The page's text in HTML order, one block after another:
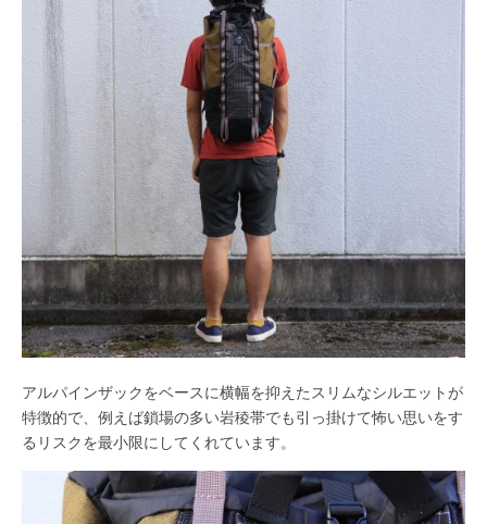
アルパインザックをベースに横幅を抑えたスリムなシルエットが
特徴的で、例えば鎖場の多い岩稜帯でも引っ掛けて怖い思いをす
るリスクを最小限にしてくれています。